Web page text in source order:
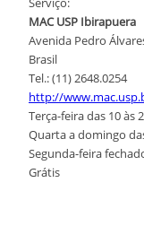
MAC USP Ibirapuera
Avenida Pedro
Brasil
Tel.: (11) 2648.0254
http://
Terça-feira das 10 às
Quarta a domingo
Segunda-feira
Grátis